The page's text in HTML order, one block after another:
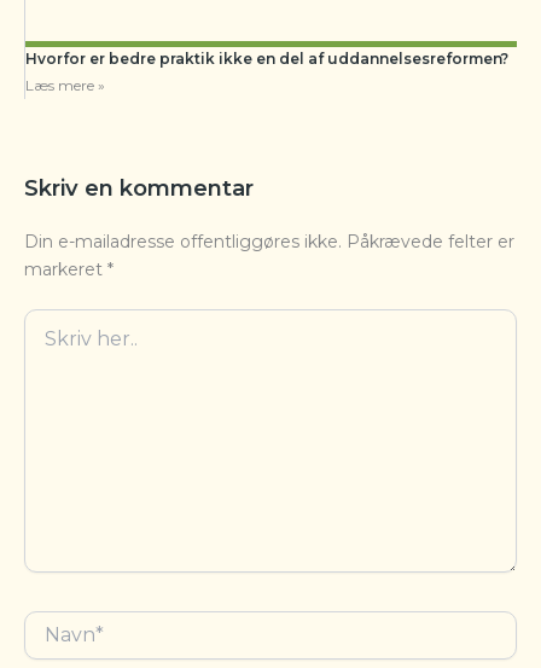
Hvorfor er bedre praktik ikke en del af uddannelsesreformen?
Læs mere »
Skriv en kommentar
Din e-mailadresse offentliggøres ikke. Påkrævede felter er
markeret *
Skriv
her..
Navn*